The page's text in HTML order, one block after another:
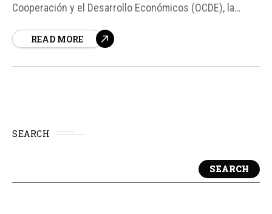
Cooperación y el Desarrollo Económicos (OCDE), la
miembros se ha estabilizado después de una caída en
READ MORE
SEARCH
SEARCH